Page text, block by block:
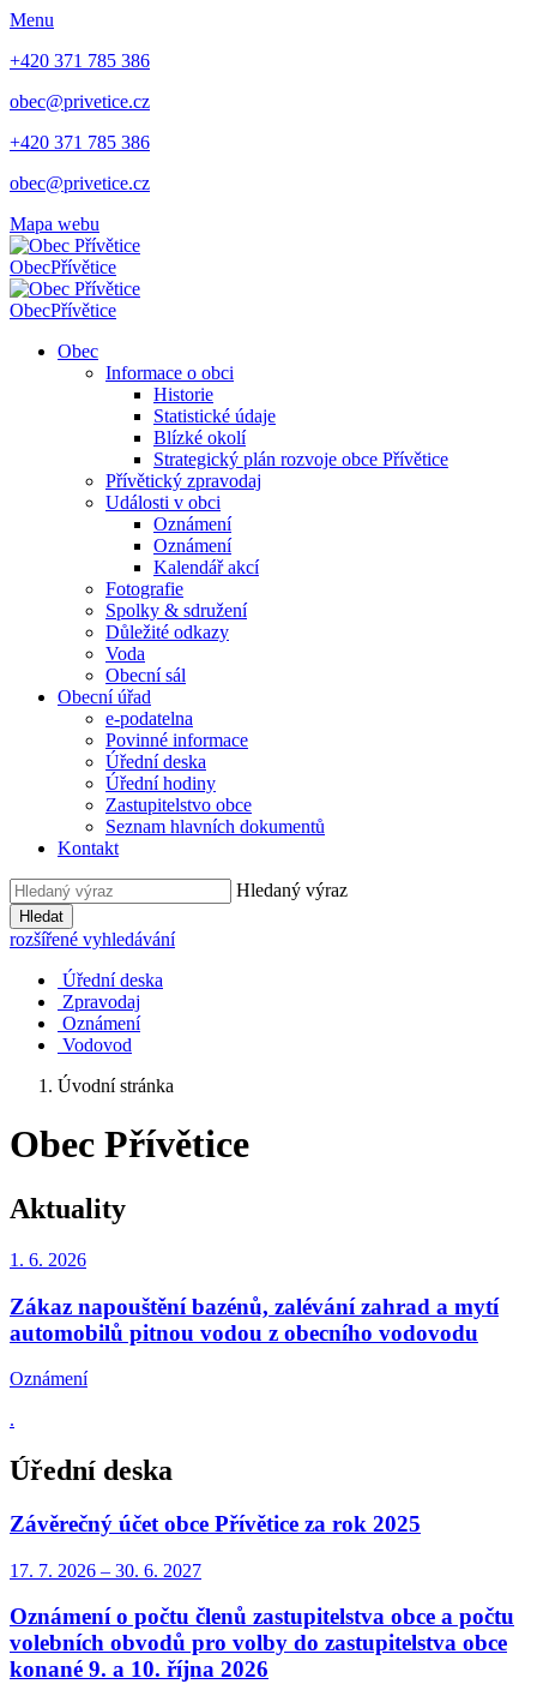
Menu
+420 371 785 386
obec@privetice.cz
+420 371 785 386
obec@privetice.cz
Mapa webu
ObecPřívětice
ObecPřívětice
Obec
Informace o obci
Historie
Statistické údaje
Blízké okolí
Strategický plán rozvoje obce Přívětice
Přívětický zpravodaj
Události v obci
Oznámení
Oznámení
Kalendář akcí
Fotografie
Spolky & sdružení
Důležité odkazy
Voda
Obecní sál
Obecní úřad
e-podatelna
Povinné informace
Úřední deska
Úřední hodiny
Zastupitelstvo obce
Seznam hlavních dokumentů
Kontakt
Hledaný výraz
Hledat
rozšířené vyhledávání
Úřední deska
Zpravodaj
Oznámení
Vodovod
Úvodní stránka
Obec Přívětice
Aktuality
1. 6. 2026
Zákaz napouštění bazénů, zalévání zahrad a mytí
automobilů pitnou vodou z obecního vodovodu
Oznámení
.
Úřední deska
Závěrečný účet obce Přívětice za rok 2025
17. 7. 2026 – 30. 6. 2027
Oznámení o počtu členů zastupitelstva obce a počtu
volebních obvodů pro volby do zastupitelstva obce
konané 9. a 10. října 2026